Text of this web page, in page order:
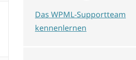
Das WPML-Supportteam
kennenlernen